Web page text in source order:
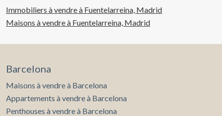
Immobiliers à vendre à Fuentelarreina, Madrid
Maisons à vendre à Fuentelarreina, Madrid
Barcelona
Maisons à vendre à Barcelona
Appartements à vendre à Barcelona
Penthouses à vendre à Barcelona